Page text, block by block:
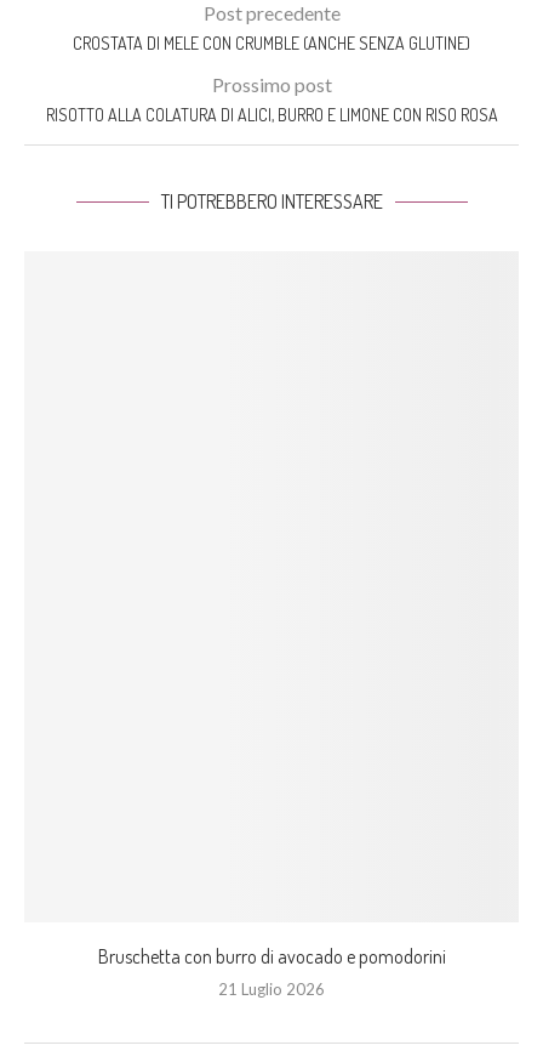
Post precedente
CROSTATA DI MELE CON CRUMBLE (ANCHE SENZA GLUTINE)
Prossimo post
RISOTTO ALLA COLATURA DI ALICI, BURRO E LIMONE CON RISO ROSA
TI POTREBBERO INTERESSARE
Bruschetta con burro di avocado e pomodorini
21 Luglio 2026